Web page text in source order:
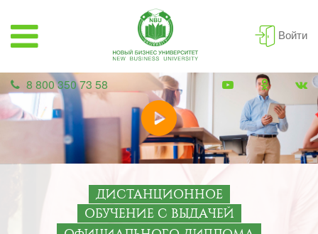
Войти
8 800 350 73 58
ДИСТАНЦИОННОЕ
ОБУЧЕНИЕ С ВЫДАЧЕЙ